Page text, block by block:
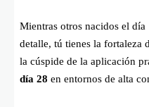
Mientras otros nacidos el
detalle, tú tienes la fortaleza
la cúspide de la aplicación
día 28 en entornos de alta